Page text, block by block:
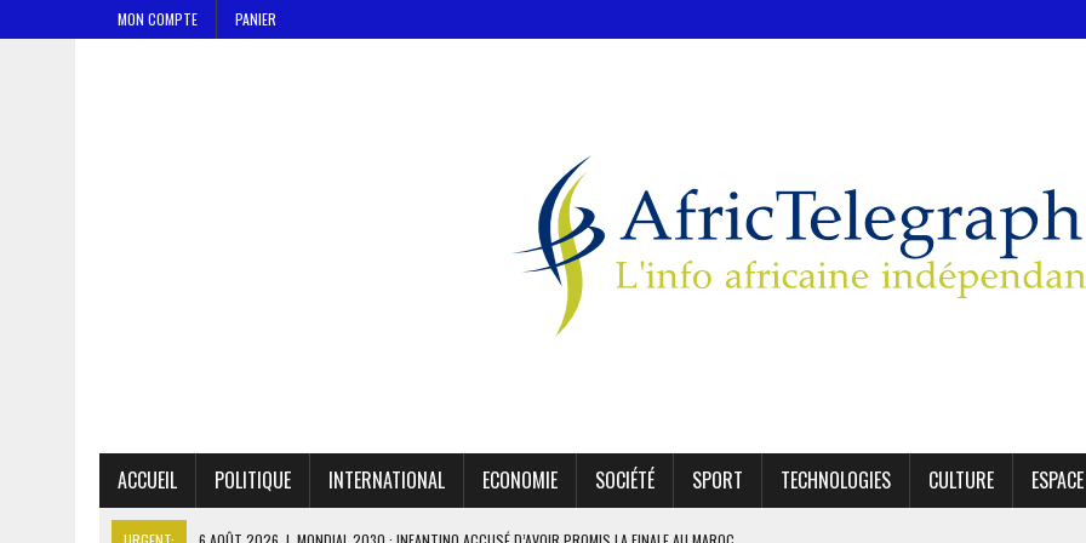
MON COMPTE PANIER
ACCUEIL POLITIQUE INTERNATIONAL ECONOMIE SOCIÉTÉ SPORT TECHNOLOGIES CULTURE